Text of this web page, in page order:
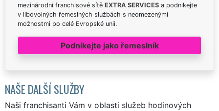
mezinárodní franchisové sítě EXTRA SERVICES a podnikejte
v libovolných řemeslných službách s neomezenými
možnostmi po celé Evropské unii.
Podnikejte jako řemeslník
NAŠE DALŠÍ SLUŽBY
Naši franchisanti Vám v oblasti služeb hodinových